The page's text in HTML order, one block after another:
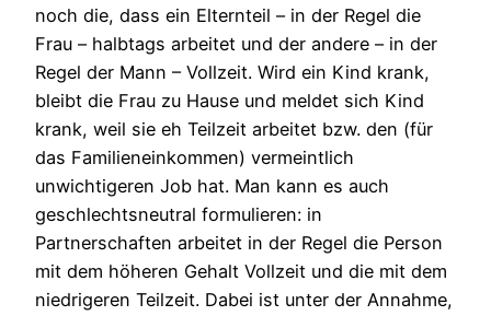
noch die, dass ein Elternteil – in der Regel die
Frau – halbtags arbeitet und der andere – in der
Regel der Mann – Vollzeit. Wird ein Kind krank,
bleibt die Frau zu Hause und meldet sich Kind
krank, weil sie eh Teilzeit arbeitet bzw. den (für
das Familieneinkommen) vermeintlich
unwichtigeren Job hat. Man kann es auch
geschlechtsneutral formulieren: in
Partnerschaften arbeitet in der Regel die Person
mit dem höheren Gehalt Vollzeit und die mit dem
niedrigeren Teilzeit. Dabei ist unter der Annahme,